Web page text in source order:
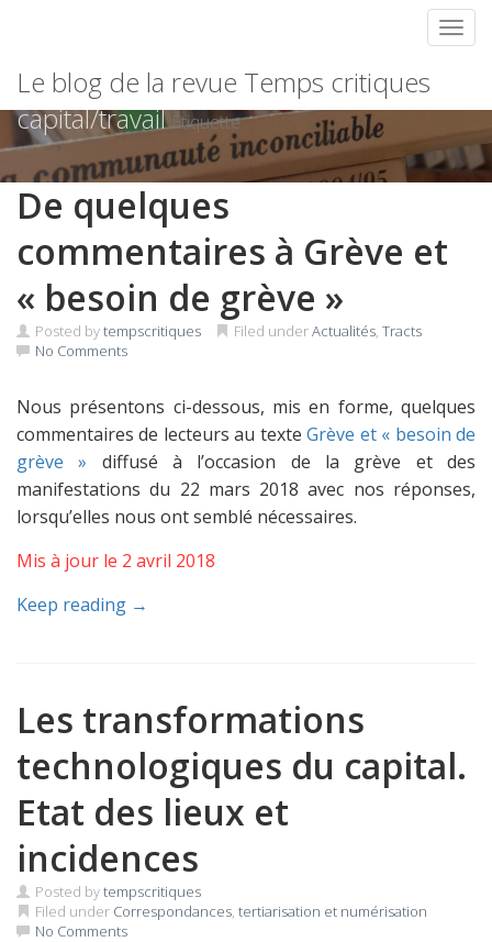
content
Le blog de la revue Temps critiques
capital/travailÉtiquette
De quelques
commentaires à Grève et
« besoin de grève »
Posted bytempscritiques Filed underActualités, Tracts
No Comments
Nous présentons ci-dessous, mis en forme, quelques
commentaires de lecteurs au texteGrève et « besoin de
grève » diffusé à l’occasion de la grève et des
manifestations du 22 mars 2018 avec nos réponses,
lorsqu’elles nous ont semblé nécessaires.
Mis à jour le 2 avril 2018
Keep reading →
Les transformations
technologiques du capital.
Etat des lieux et
incidences
Posted bytempscritiques
Filed under Correspondances, tertiarisation et numérisation
No Comments